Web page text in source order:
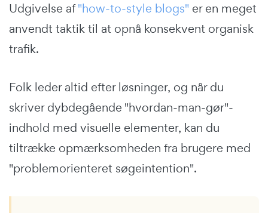
Udgivelse af"how-to-style blogs" er en meget
anvendt taktik til at opnå konsekvent organisk
trafik.
Folk leder altid efter løsninger, og når du
skriver dybdegående "hvordan-man-gør"-
indhold med visuelle elementer, kan du
tiltrække opmærksomheden fra brugere med
"problemorienteret søgeintention".